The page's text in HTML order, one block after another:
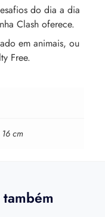
do dia a dia
Clash oferece.
em animais, ou
Free.
cm